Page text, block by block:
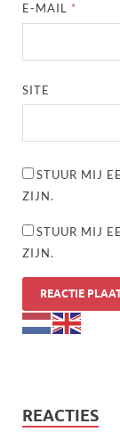
E-MAIL *
SITE
STUUR MIJ
ZIJN.
STUUR MIJ
ZIJN.
REACTIES